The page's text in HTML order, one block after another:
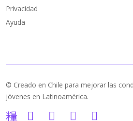
Privacidad
Ayuda
© Creado en Chile para mejorar las
jóvenes en Latinoamérica.